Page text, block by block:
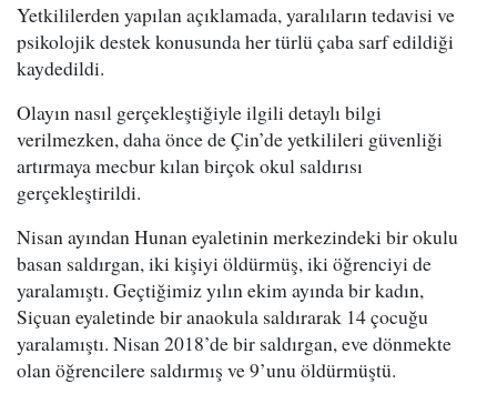
Yetkililerden yapılan açıklamada, yaralıların tedavisi ve
psikolojik destek konusunda her türlü çaba sarf edildiği
kaydedildi.
Olayın nasıl gerçekleştiğiyle ilgili detaylı bilgi
verilmezken, daha önce de Çin’de yetkilileri güvenliği
artırmaya mecbur kılan birçok okul saldırısı
gerçekleştirildi.
Nisan ayından Hunan eyaletinin merkezindeki bir okulu
basan saldırgan, iki kişiyi öldürmüş, iki öğrenciyi de
yaralamıştı. Geçtiğimiz yılın ekim ayında bir kadın,
Siçuan eyaletinde bir anaokula saldırarak 14 çocuğu
yaralamıştı. Nisan 2018’de bir saldırgan, eve dönmekte
olan öğrencilere saldırmış ve 9’unu öldürmüştü.